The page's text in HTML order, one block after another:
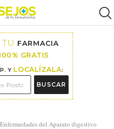
FARMACIA
GRATIS
Y LOCALÍZALA:
BUSCAR
Enfermedades del Aparato digestivo